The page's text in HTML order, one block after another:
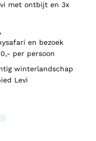
met ontbijt en 3x
en bezoek
per persoon
winterlandschap
Levi